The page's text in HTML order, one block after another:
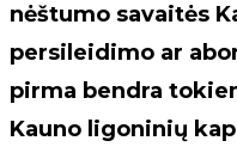
nėštumo savaitės
persileidimo ar
pirma bendra
Kauno ligoninių